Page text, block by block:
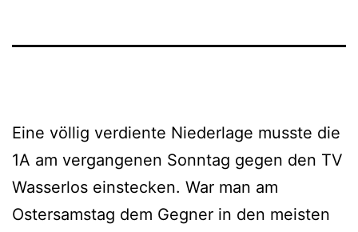
Eine völlig verdiente Niederlage musste die
1A am vergangenen Sonntag gegen den TV
Wasserlos einstecken. War man am
Ostersamstag dem Gegner in den meisten